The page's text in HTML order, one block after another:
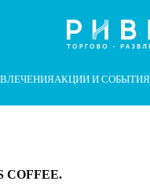
АКЦИИ И СОБЫТИЯ